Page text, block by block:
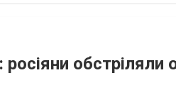
обстріляли